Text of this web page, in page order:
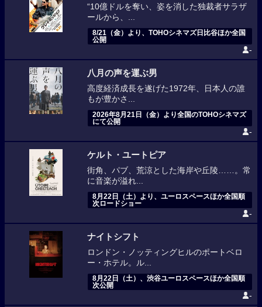
“10億ドルを奪い、姿を消した独裁者サラザ
ールから、...
8/21（金）より、TOHOシネマズ日比谷ほか全国
公開
-
八月の声を運ぶ男
高度経済成長を遂げた1972年、日本人の誰
もが豊かさ...
2026年8月21日（金）より全国のTOHOシネマズ
にて公開
-
ケルト・ユートピア
街角、パブ、荒涼とした海岸や丘陵……。常
に音楽が溢れ...
8月22日（土）より、ユーロスペースほか全国順
次ロードショー
-
ナイトシフト
ロンドン・ノッティングヒルのポートベロ
ー・ホテル。ル...
8月22日（土）、渋谷ユーロスペースほか全国順
次公開
-